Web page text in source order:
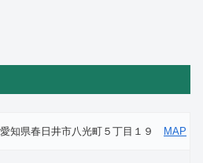
知県春日井市八光町５丁目１９ MAP